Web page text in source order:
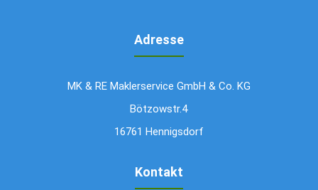
Adresse
MK & RE Maklerservice GmbH & Co. KG
Bötzowstr.4
16761 Hennigsdorf
Kontakt